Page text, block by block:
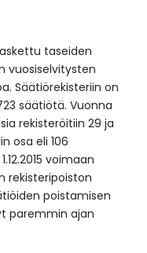
taseiden
vuosiselvitysten
Säätiörekisteriin on
säätiötä. Vuonna
rekisteröitiin 29 ja
osa eli 106
voimaan
rekisteripoiston
poistamisen
paremmin ajan